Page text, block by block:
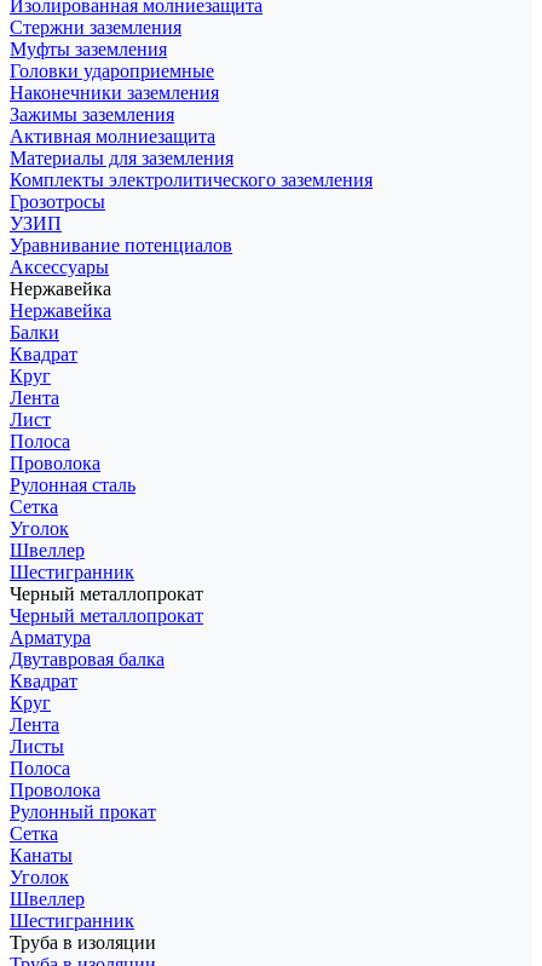
Изолированная молниезащита
Стержни заземления
Муфты заземления
Головки удароприемные
Наконечники заземления
Зажимы заземления
Активная молниезащита
Материалы для заземления
Комплекты электролитического заземления
Грозотросы
УЗИП
Уравнивание потенциалов
Аксессуары
Нержавейка
Нержавейка
Балки
Квадрат
Круг
Лента
Лист
Полоса
Проволока
Рулонная сталь
Сетка
Уголок
Швеллер
Шестигранник
Черный металлопрокат
Черный металлопрокат
Арматура
Двутавровая балка
Квадрат
Круг
Лента
Листы
Полоса
Проволока
Рулонный прокат
Сетка
Канаты
Уголок
Швеллер
Шестигранник
Труба в изоляции